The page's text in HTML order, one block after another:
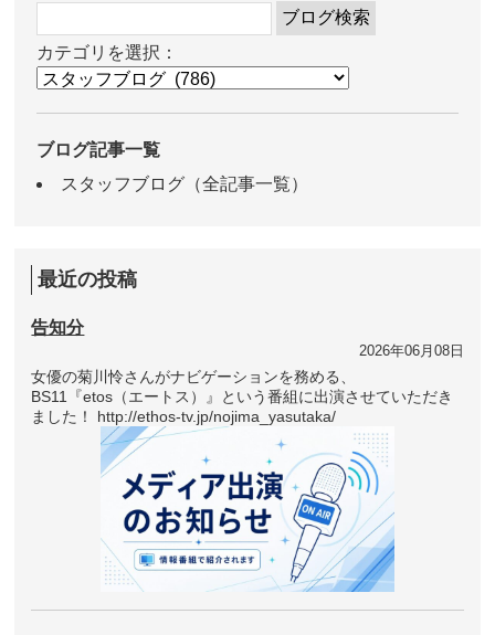
カテゴリを選択：
ブログ記事一覧
スタッフブログ（全記事一覧）
最近の投稿
告知分
2026年06月08日
女優の菊川怜さんがナビゲーションを務める、
BS11『etos（エートス）』という番組に出演させていただき
ました！ http://ethos-tv.jp/nojima_yasutaka/